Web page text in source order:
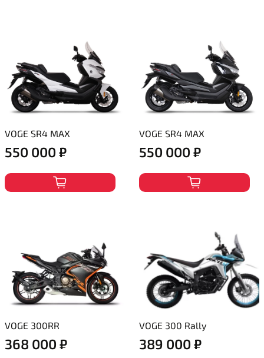
VOGE SR4 MAX
550 000 ₽
VOGE SR4 MAX
550 000 ₽
VOGE 300RR
368 000 ₽
VOGE 300 Rally
389 000 ₽